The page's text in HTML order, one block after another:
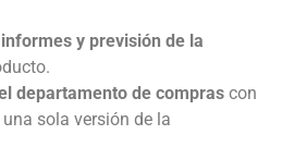
y previsión de la
departamento de compras con
sola versión de la